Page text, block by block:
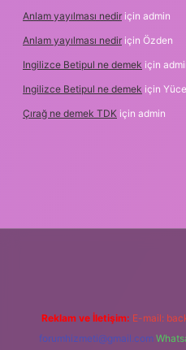
Anlam yayılması nedir için admin
Anlam yayılması nedir için Özden
Ingilizce Betipul ne demek için
Ingilizce Betipul ne demek için Yüce
Çırağ ne demek TDK için admin
Reklam ve İletişim: E-mail:
forumhizmeti@gmail.com